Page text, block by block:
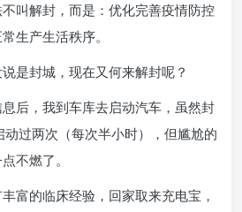
叫解封，而是：优化完善疫情防控
生产生活秩序。
是封城，现在又何来解封呢？
后，我到车库去启动汽车，虽然封
过两次（每次半小时），但尴尬的
不燃了。
富的临床经验，回家取来充电宝，